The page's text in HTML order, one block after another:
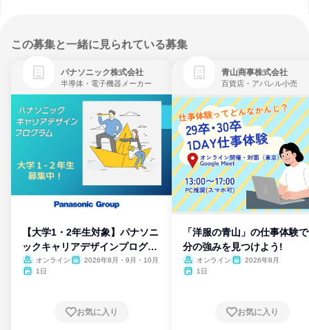
この募集と一緒に見られている募集
パナソニック株式会社
半導体・電子機器メーカー
【大学1・2年生対象】パナソニ
ックキャリアデザインプログラ
ム
オンライン
2026年8月・9月・10月
1日
お気に入り
青山商事株式会社
百貨店・アパレル小売
「洋服の青山」の仕事体験
分の強みを見つけよう!
オンライン
2026年8月
1日
お気に入り